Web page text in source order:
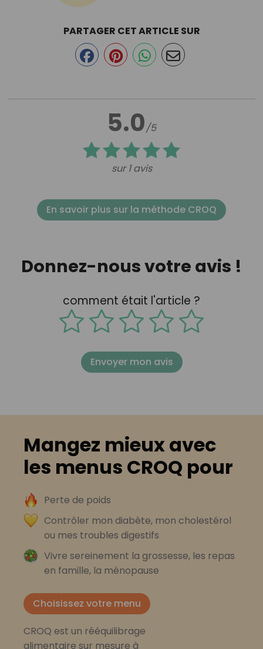
5.0/5
sur 1 avis
PARTAGER CET ARTICLE SUR
En savoir plus sur la méthode CROQ
Donnez-nous votre avis !
comment était l'article ?
Envoyer mon avis
Mangez mieux avec
les menus CROQ pour
Perte de poids
Contrôler mon diabète, mon cholestérol
ou mes troubles digestifs
Vivre sereinement la grossesse, les repas
en famille, la ménopause
Choisissez votre menu
CROQ est un rééquilibrage
alimentaire sur mesure à